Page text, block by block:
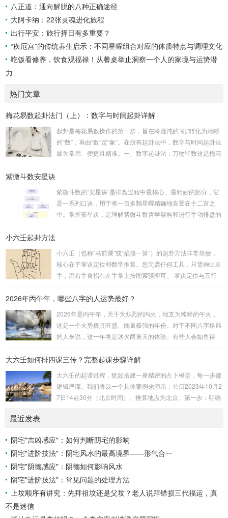
八正道：通向解脱的八种正确途径
大阿卡纳：22张灵魂进化旅程
出行平安：旅行择日有多重要？
“疾厄宫”的传统养生启示：不同星曜组合对应的体质特点与调理文化
吃饭看修养，饮食观福禄！从餐桌举止洞察一个人的家境与运势潜
力
热门文章
梅花易数起卦法门（上）：数字与时间起卦详解
起卦是梅花易数操作的第一步，旨在将混沌的“机”转化为清晰
的“数”，再由“数”定“象”。在所有起卦法中，数字与时间起卦法
最为常用、便捷且精准。一、数字起卦法：万物皆数这是梅花
卦。如果数字是偶数位，则前后平分；如果是奇数位，则前部
分比后部分少一位。例如，数字 256：前一位 2 为上卦后两
位...
紫微斗数安星诀
紫微斗数的“安星诀”是排盘过程中最核心、最精妙的部分，它
是一系列口诀，用于将一百多颗星曜精确地安置在十二宫之
中。掌握安星诀，是理解紫微斗数哲学架构和进行手动排盘的
赖关系，可以清晰地通过下图展现：二、 核心安星诀详解1.
安紫微星诀（定帝星）这是所有安星的第一步，至关重要。口
诀：紫微天机星逆行，隔一阳武天同行，...
小六壬起卦方法
小六壬（也称“马前课”或“掐指一算”）的起卦方法非常简便，
核心在于掌诀定位和数字推算。您无需任何工具，只需伸出左
手，用右手食指在左手掌上按图索骥即可。 掌诀定位与五行
吉。留连：位于食指指尖，属水，玄武，主数2、7、8，凶。
口：位于无名指指尖，属金，白虎，主数4、1、2，凶。小
吉：位于无名指根部，属木，六合，主数5、3、8，吉。空
亡：位于中指根部，属土，勾陈，...
2026年丙午年，哪些八字的人运势最好？
2026年是丙午年，天干为炽烈的丙火，地支为纯粹的午火，
这是一个火势极其旺盛、能量极强的年份。对于不同八字格局
的人来说，这一年将是冰火两重天的体验。有些人会如鱼得
理：吉凶在于平衡与需求八字讲究五行平衡与“喜用神”。喜用
26年丙午，是火力全开的一年。因此：八字命局中“喜火”、“用
火”的人，等于得到了天地最强能量的帮助，犹如天降神助，
运势自然一飞冲天。八字命局中“忌火”的人...
大六壬如何排四课三传？完整起课步骤详解
大六壬的起课过程，犹如搭建一座精密的占卜模型，每一步都
逻辑严谨。我们将以一个具体案例来演示：公历2023年10月2
7日14点30分（北京时间）。推算地点为北京。第一步：明确
你需要：一张空白的天地盘（内含十二地支）、月将、当天日
干日支。第二步：核心步骤——排四课四课是“三传”之母，此
步必须精准。1. 定月将（布“天盘”的...
最近发表
阴宅"吉凶感应"：如何判断阴宅的影响
阴宅"进阶技法"：阴宅风水的最高境界——形气合一
阴宅"阴德感应"：阴德如何影响风水
阴宅"进阶技法"：常见问题的处理方法
上坟顺序有讲究：先拜祖坟还是父坟？老人说拜错损三代福运，真
不是迷信